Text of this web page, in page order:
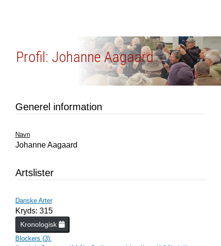
Profil: Johanne Aagaard
Generel information
Navn
Johanne Aagaard
Artslister
Danske Arter
Kryds: 315
Kronologisk
Blockers (3):